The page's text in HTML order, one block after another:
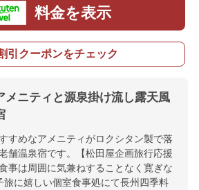
料金を表示
引クーポンをチェック
メニティと源泉掛け流し露天風
すめなアメニティがロクシタン製で落
舗温泉宿です。【松田屋企画旅行応援
事は周囲に気兼ねすることなく寛ぎな
旅に嬉しい個室食事処にて長州四季料